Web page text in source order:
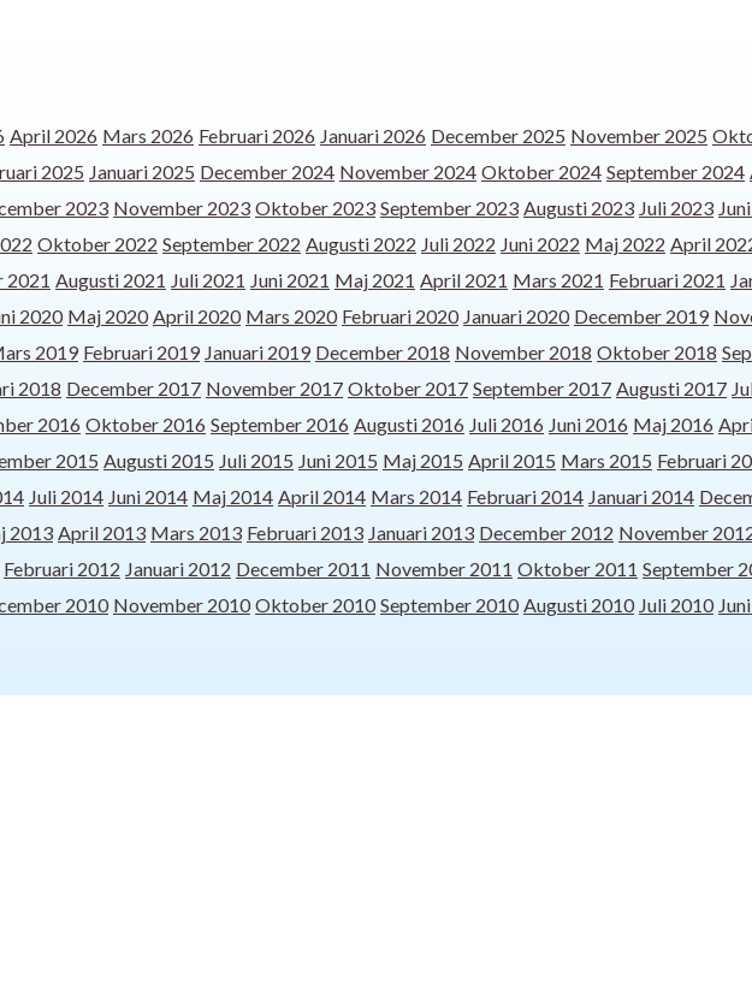
April 2026 Mars 2026 Februari 2026 Januari 2026 December 2025 November 2025
2025 Januari 2025 December 2024 November 2024 Oktober 2024 September 2024
2023 November 2023 Oktober 2023 September 2023 Augusti 2023 Juli 2023
Oktober 2022 September 2022 Augusti 2022 Juli 2022 Juni 2022 Maj 2022 April
2021 Augusti 2021 Juli 2021 Juni 2021 Maj 2021 April 2021 Mars 2021 Februari 2021
2020 Maj 2020 April 2020 Mars 2020 Februari 2020 Januari 2020 December 2019
2019 Februari 2019 Januari 2019 December 2018 November 2018 Oktober 2018
2018 December 2017 November 2017 Oktober 2017 September 2017 Augusti 2017
2016 Oktober 2016 September 2016 Augusti 2016 Juli 2016 Juni 2016 Maj 2016
2015 Augusti 2015 Juli 2015 Juni 2015 Maj 2015 April 2015 Mars 2015 Februari
Juli 2014 Juni 2014 Maj 2014 April 2014 Mars 2014 Februari 2014 Januari 2014
2013 April 2013 Mars 2013 Februari 2013 Januari 2013 December 2012 November
Februari 2012 Januari 2012 December 2011 November 2011 Oktober 2011 September
2010 November 2010 Oktober 2010 September 2010 Augusti 2010 Juli 2010